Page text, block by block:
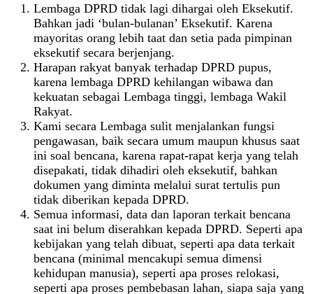
Lembaga DPRD tidak lagi dihargai oleh Eksekutif.
Bahkan jadi ‘bulan-bulanan’ Eksekutif. Karena
mayoritas orang lebih taat dan setia pada pimpinan
eksekutif secara berjenjang.
Harapan rakyat banyak terhadap DPRD pupus,
karena lembaga DPRD kehilangan wibawa dan
kekuatan sebagai Lembaga tinggi, lembaga Wakil
Rakyat.
Kami secara Lembaga sulit menjalankan fungsi
pengawasan, baik secara umum maupun khusus saat
ini soal bencana, karena rapat-rapat kerja yang telah
disepakati, tidak dihadiri oleh eksekutif, bahkan
dokumen yang diminta melalui surat tertulis pun
tidak diberikan kepada DPRD.
Semua informasi, data dan laporan terkait bencana
saat ini belum diserahkan kepada DPRD. Seperti apa
kebijakan yang telah dibuat, seperti apa data terkait
bencana (minimal mencakupi semua dimensi
kehidupan manusia), seperti apa proses relokasi,
seperti apa proses pembebasan lahan, siapa saja yang